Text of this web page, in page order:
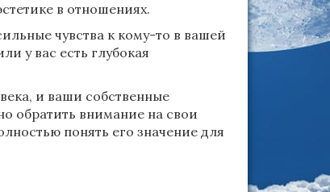
в отношениях.
чувства к кому-то в вашей
у вас есть глубокая
и ваши собственные
обратить внимание на свои
понять его значение для